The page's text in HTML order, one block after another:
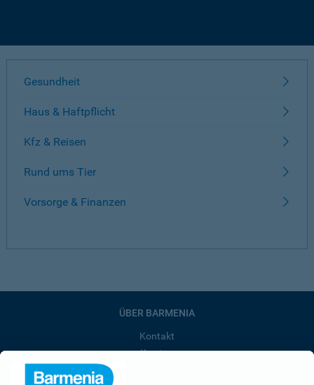
Gesundheit
Haus & Haftpflicht
Kfz & Reisen
Rund ums Tier
Vorsorge & Finanzen
ÜBER BARMENIA
Kontakt
Karriere